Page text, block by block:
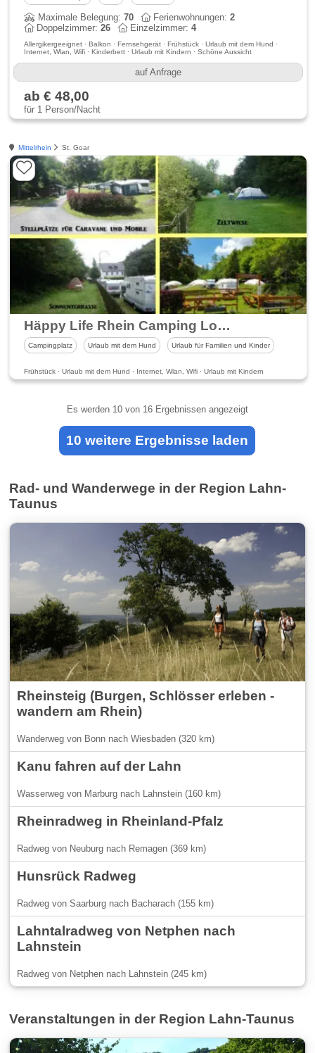
Maximale Belegung:70 Ferienwohnungen:2
Doppelzimmer:26 Einzelzimmer:4
Allergikergeeignet · Balkon · Fernsehgerät · Frühstück · Urlaub mit dem Hund ·
Internet, Wlan, Wifi · Kinderbett · Urlaub mit Kindern · Schöne Aussicht
auf Anfrage
ab € 48,00
für 1 Person/Nacht
Mittelrhein St. Goar
Häppy Life Rhein Camping Loreley
Campingplatz Urlaub mit dem Hund Urlaub für Familien und Kinder
Frühstück · Urlaub mit dem Hund · Internet, Wlan, Wifi · Urlaub mit Kindern
Es werden 10von 16 Ergebnissen angezeigt
10 weitere Ergebnisse laden
Rad- und Wanderwege in der Region Lahn-
Taunus
Rheinsteig (Burgen, Schlösser erleben -
wandern am Rhein)
Wanderweg von Bonn nach Wiesbaden (320 km)
Kanu fahren auf der Lahn
Wasserweg von Marburg nach Lahnstein (160 km)
Rheinradweg in Rheinland-Pfalz
Radweg von Neuburg nach Remagen (369 km)
Hunsrück Radweg
Radweg von Saarburg nach Bacharach (155 km)
Lahntalradweg von Netphen nach
Lahnstein
Radweg von Netphen nach Lahnstein (245 km)
Veranstaltungen in der Region Lahn-Taunus